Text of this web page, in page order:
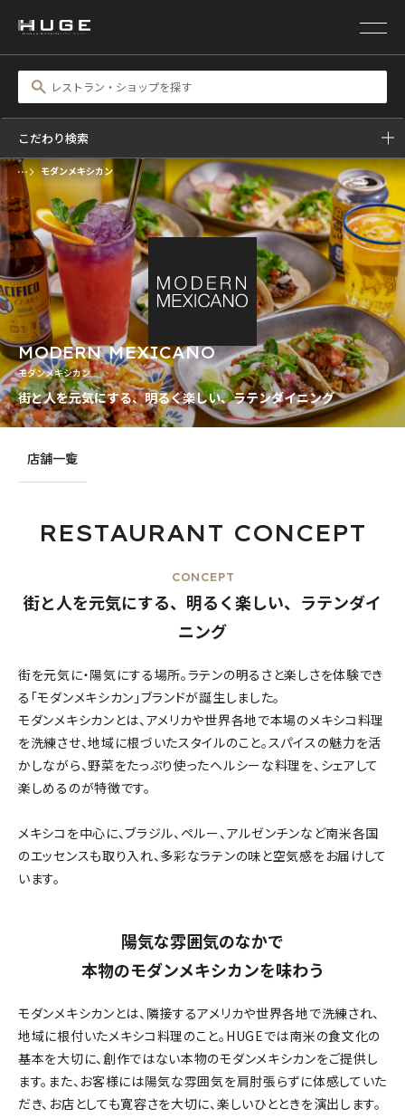
こだわり検索
モダンメキシカン
MODERN MEXICANO
モダンメキシカン
街と人を元気にする、明るく楽しい、ラテンダイニング
店舗一覧
RESTAURANT CONCEPT
CONCEPT
街と人を元気にする、明るく楽しい、ラテンダイ
ニング
街を元気に・陽気にする場所。ラテンの明るさと楽しさを体験でき
る「モダンメキシカン」ブランドが誕生しました。
モダンメキシカンとは、アメリカや世界各地で本場のメキシコ料理
を洗練させ、地域に根づいたスタイルのこと。スパイスの魅力を活
かしながら、野菜をたっぷり使ったヘルシーな料理を、シェアして
楽しめるのが特徴です。
メキシコを中心に、ブラジル、ペルー、アルゼンチンなど南米各国
のエッセンスも取り入れ、多彩なラテンの味と空気感をお届けして
います。
陽気な雰囲気のなかで
本物のモダンメキシカンを味わう
モダンメキシカンとは、隣接するアメリカや世界各地で洗練され、
地域に根付いたメキシコ料理のこと。HUGEでは南米の食文化の
基本を大切に、創作ではない本物のモダンメキシカンをご提供し
ます。また、お客様には陽気な雰囲気を肩肘張らずに体感していた
だき、お店としても寛容さを大切に、楽しいひとときを演出します。